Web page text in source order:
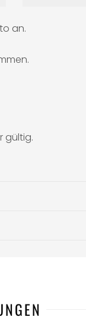
an.
gültig.